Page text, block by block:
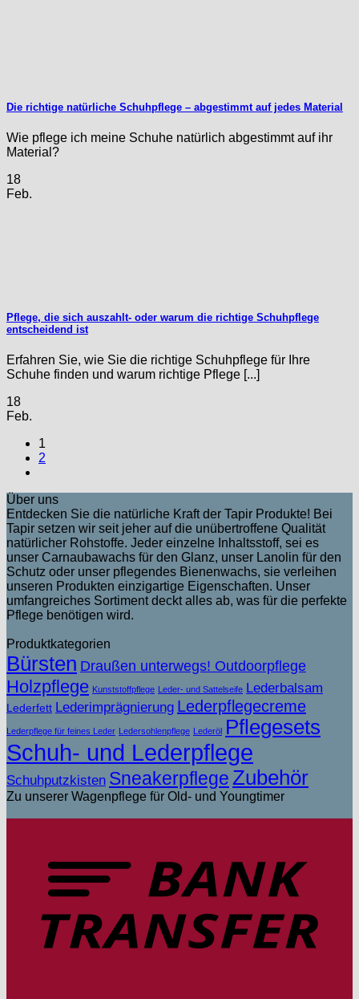
Die richtige natürliche Schuhpflege – abgestimmt auf jedes Material
Wie pflege ich meine Schuhe natürlich abgestimmt auf ihr
Material?
18
Feb.
Pflege, die sich auszahlt- oder warum die richtige Schuhpflege
entscheidend ist
Erfahren Sie, wie Sie die richtige Schuhpflege für Ihre
Schuhe finden und warum richtige Pflege [...]
18
Feb.
1
2
Über uns
Entdecken Sie die natürliche Kraft der Tapir Produkte! Bei
Tapir setzen wir seit jeher auf die unübertroffene Qualität
natürlicher Rohstoffe. Jeder einzelne Inhaltsstoff, sei es
unser Carnaubawachs für den Glanz, unser Lanolin für den
Schutz oder unser pflegendes Bienenwachs, sie verleihen
unseren Produkten einzigartige Eigenschaften. Unser
umfangreiches Sortiment deckt alles ab, was für die perfekte
Pflege benötigen wird.
Produktkategorien
Bürsten Draußen unterwegs! Outdoorpflege
Holzpflege Kunststoffpflege Leder- und Sattelseife Lederbalsam
Lederfett Lederimprägnierung Lederpflegecreme
Lederpflege für feines Leder Ledersohlenpflege Lederöl Pflegesets
Schuh- und Lederpflege
Schuhputzkisten Sneakerpflege Zubehör
Zu unserer Wagenpflege für Old- und Youngtimer